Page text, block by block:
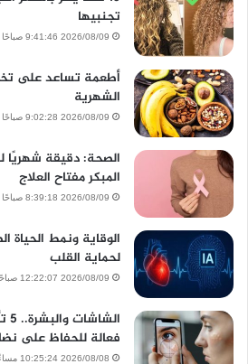
تجنبيها
2026/08/09 9:41:46 صباحًا
أطعمة تساعد على
الشهرية
2026/08/09 9:02:28 صباحًا
الصحة: دقيقة
المبكر مفتاح العلاج
2026/08/09 8:39:18 صباحًا
الوقاية ونمط الحياة
لحماية القلب
2026/08/09 12:22:07 صباحًا
فعالة للحفاظ على
2026/08/08 10:25:24 مساءً